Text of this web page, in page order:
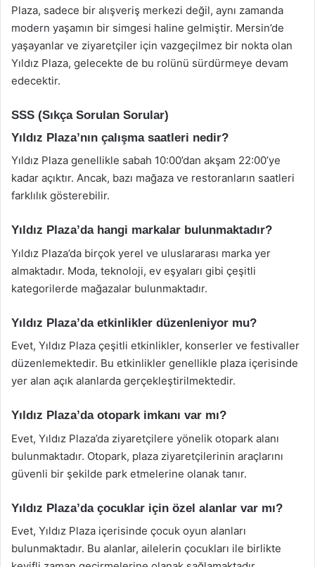
Plaza, sadece bir alışveriş merkezi değil, aynı zamanda
modern yaşamın bir simgesi haline gelmiştir. Mersin’de
yaşayanlar ve ziyaretçiler için vazgeçilmez bir nokta olan
Yıldız Plaza, gelecekte de bu rolünü sürdürmeye devam
edecektir.
SSS (Sıkça Sorulan Sorular)
Yıldız Plaza’nın çalışma saatleri nedir?
Yıldız Plaza genellikle sabah 10:00’dan akşam 22:00’ye
kadar açıktır. Ancak, bazı mağaza ve restoranların saatleri
farklılık gösterebilir.
Yıldız Plaza’da hangi markalar bulunmaktadır?
Yıldız Plaza’da birçok yerel ve uluslararası marka yer
almaktadır. Moda, teknoloji, ev eşyaları gibi çeşitli
kategorilerde mağazalar bulunmaktadır.
Yıldız Plaza’da etkinlikler düzenleniyor mu?
Evet, Yıldız Plaza çeşitli etkinlikler, konserler ve festivaller
düzenlemektedir. Bu etkinlikler genellikle plaza içerisinde
yer alan açık alanlarda gerçekleştirilmektedir.
Yıldız Plaza’da otopark imkanı var mı?
Evet, Yıldız Plaza’da ziyaretçilere yönelik otopark alanı
bulunmaktadır. Otopark, plaza ziyaretçilerinin araçlarını
güvenli bir şekilde park etmelerine olanak tanır.
Yıldız Plaza’da çocuklar için özel alanlar var mı?
Evet, Yıldız Plaza içerisinde çocuk oyun alanları
bulunmaktadır. Bu alanlar, ailelerin çocukları ile birlikte